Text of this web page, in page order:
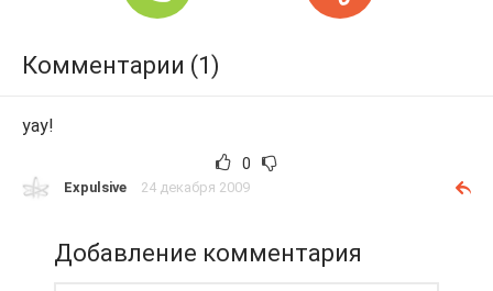
Комментарии (1)
yay!
0
Expulsive 24 декабря 2009
Добавление комментария